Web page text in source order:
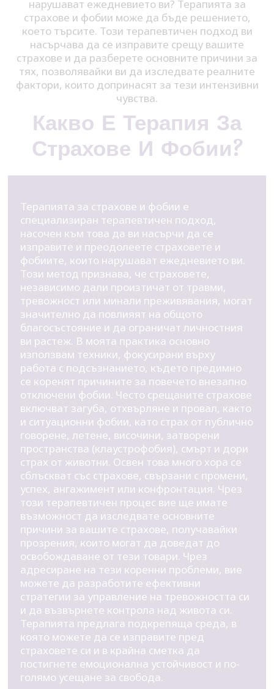
нарушават ежедневието ви? Терапията за
страхове и фобии може да бъде решението,
което търсите. Този терапевтичен подход ви
насърчава да се изправите срещу вашите
страхове и да разберете основните причини за
тях, позволявайки ви да изследвате реалните
фактори, които допринасят за тези интензивни
чувства.
Какво Е Терапия За
Страхове И Фобии?
Терапията за страхове и фобии е
специализиран терапевтичен подход,
насочен към това да ви насърчи да се
изправите и преодолеете страховете и
фобиите, които нарушават ежедневието ви.
Този метод признава, че страховете,
независимо дали произтичат от травми,
тревожност или минали преживявания, могат
значително да повлияят на общото
благосъстояние и да ограничат личностния
ви растеж. В моята практика основно
използвам техники, фокусирани върху
работа с подсъзнанието, където предимно
се коренят причините за повечето внезапно
отключени фобии. Често срещаните страхове
включват загуба, отхвърляне и провал, както
и ситуационни фобии, като страх от публично
говорене, летене, височини, затворени
пространства (клаустрофобия), смърт и дори
страх от животни. Освен това много хора се
сблъскват със страхове, свързани с промени,
успех, ангажимент или конфронтация. Чрез
този терапевтичен процес вие ще имате
възможност да изследвате основните
причини за вашите страхове, получавайки
прозрения, които могат да доведат до
освобождаване от тези товари. Чрез
адресиране на тези коренни проблеми, вие
можете да разработите ефективни
стратегии за управление на тревожността си
и да възвърнете контрола над живота си.
Терапията предлага подкрепяща среда, в
която можете да се изправите пред
страховете си и в крайна сметка да
постигнете емоционална устойчивост и по-
голямо усещане за свобода.